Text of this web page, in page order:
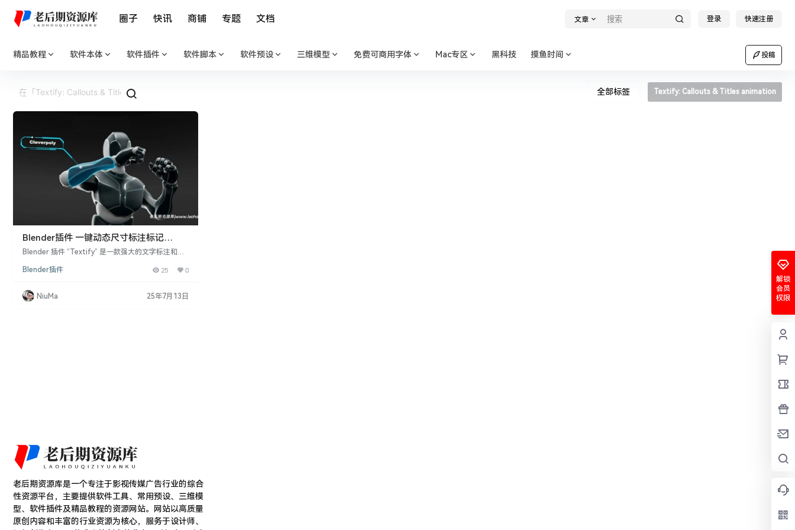
圈子 快讯 商铺 专题 文档 文章 登录 快速注册
精品教程 软件本体 软件插件 软件脚本 软件预设 三维模型 免费可商用字体 Mac专区 黑科技 摸鱼时间 投稿
全部标签 Textify: Callouts & Titles animation
Blender插件 一键动态尺寸标注标记
Textify: Callouts & Titles animation
Blender 插件 “Textify” 是一款强大的文字标注和标
和标记功能。该插件基于 Geometry Nodes 技术，
自己的需求进行个性化设置。 主要特点 动态标注：T
extify 可以快速生成动态的尺寸标注和标记，为用户
Blender插件 25 0
NiuMa 25年7月13日
解锁
会员
权限
老后期资源库是一个专注于影视传媒广告行业的综合
性资源平台，主要提供软件工具、常用预设、三维模
型、软件插件及精品教程的资源网站。网站以高质量
原创内容和丰富的行业资源为核心，服务于设计师、